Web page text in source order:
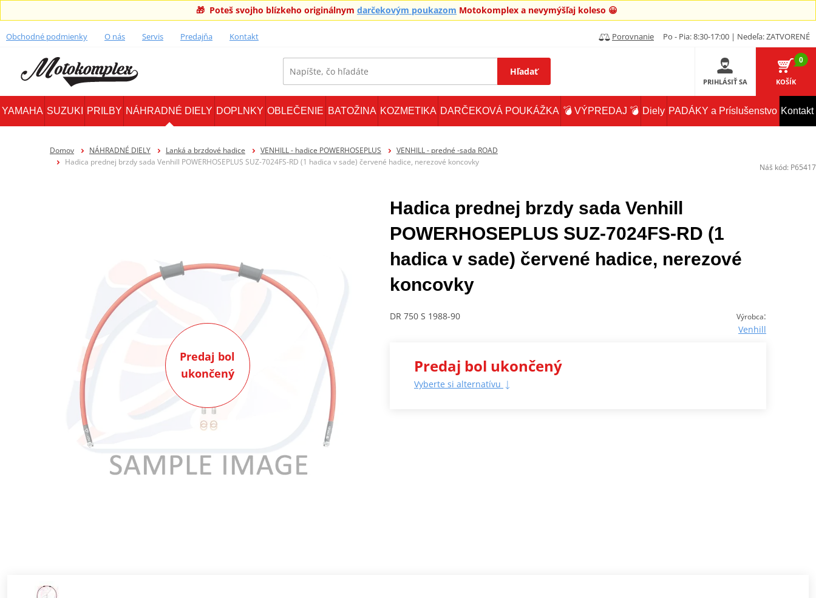
🎁 Poteš svojho blízkeho originálnym darčekovým poukazom Motokomplex a nevymýšľaj koleso 😀
Obchodné podmienky O nás Servis Predajňa Kontakt Porovnanie Po - Pia: 8:30-17:00 | Nedeľa: ZATVORENÉ
Hľadať
PRIHLÁSIŤ SA
0
KOŠÍK
YAMAHA SUZUKI PRILBY NÁHRADNÉ DIELY DOPLNKY OBLEČENIE BATOŽINA KOZMETIKA DARČEKOVÁ POUKÁŽKA 💣 VÝPREDAJ 💣 Diely PADÁKY a Príslušenstvo Kontakt
Domov NÁHRADNÉ DIELY Lanká a brzdové hadice VENHILL - hadice POWERHOSEPLUS
VENHILL - predné -sada ROAD
Hadica prednej brzdy sada Venhill POWERHOSEPLUS SUZ-7024FS-RD (1 hadica v sade) červené hadice, nerezové koncovky
Predaj bol
ukončený
Hadica prednej brzdy sada Venhill
POWERHOSEPLUS SUZ-7024FS-RD (1
hadica v sade) červené hadice, nerezové
koncovky
Výrobca:
Venhill
DR 750 S 1988-90
Predaj bol ukončený
Vyberte si alternatívu
Náš kód: P65417